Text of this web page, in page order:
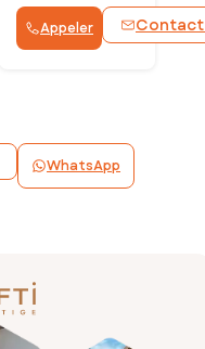
WhatsApp
Appeler